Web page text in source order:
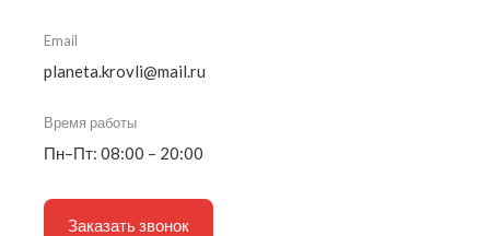
Email
planeta.krovli@mail.ru
Время работы
Пн–Пт: 08:00 – 20:00
Заказать звонок